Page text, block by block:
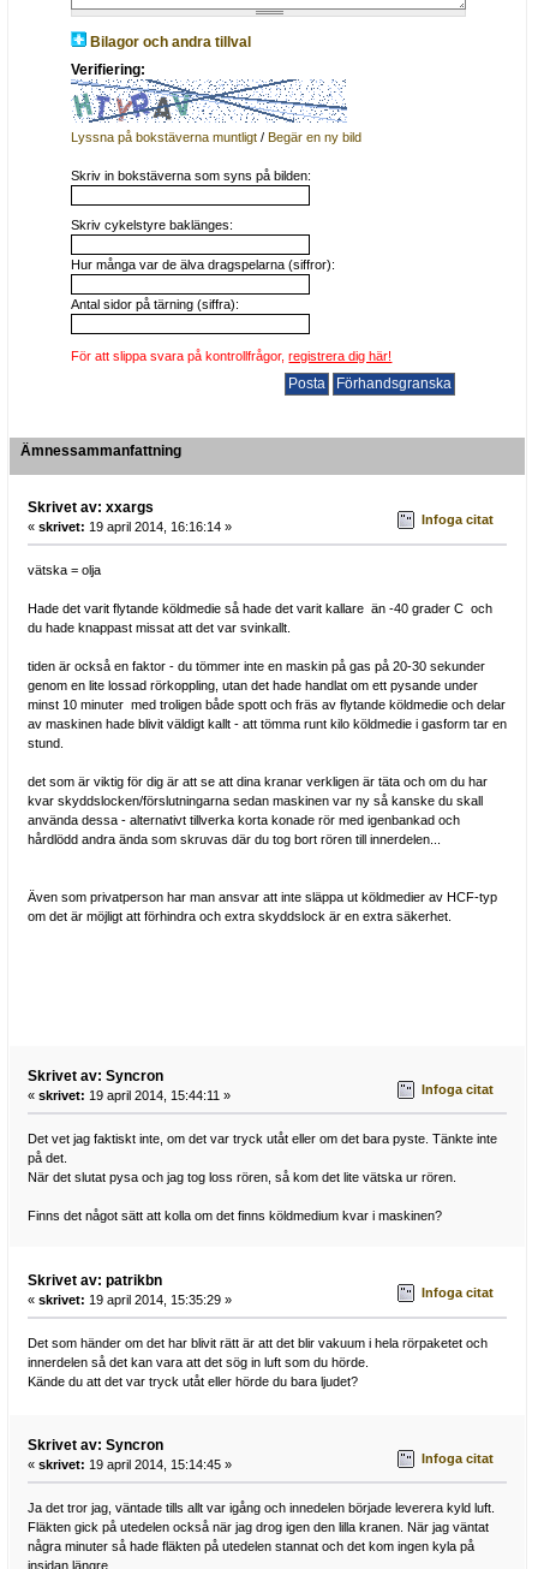
Bilagor och andra tillval
Verifiering:
Lyssna på bokstäverna muntligt /Begär en ny bild
Skriv in bokstäverna som syns på bilden:
Skriv cykelstyre baklänges:
Hur många var de älva dragspelarna (siffror):
Antal sidor på tärning (siffra):
För att slippa svara på kontrollfrågor,registrera dig här!
Ämnessammanfattning
Skrivet av: xxargs
« skrivet: 19 april 2014, 16:16:14 » Infoga citat
vätska = olja
Hade det varit flytande köldmedie så hade det varit kallare än -40 grader C och
du hade knappast missat att det var svinkallt.
tiden är också en faktor - du tömmer inte en maskin på gas på 20-30 sekunder
genom en lite lossad rörkoppling, utan det hade handlat om ett pysande under
minst 10 minuter med troligen både spott och fräs av flytande köldmedie och delar
av maskinen hade blivit väldigt kallt - att tömma runt kilo köldmedie i gasform tar en
stund.
det som är viktig för dig är att se att dina kranar verkligen är täta och om du har
kvar skyddslocken/förslutningarna sedan maskinen var ny så kanske du skall
använda dessa - alternativt tillverka korta konade rör med igenbankad och
hårdlödd andra ända som skruvas där du tog bort rören till innerdelen...
Även som privatperson har man ansvar att inte släppa ut köldmedier av HCF-typ
om det är möjligt att förhindra och extra skyddslock är en extra säkerhet.
Skrivet av: Syncron
« skrivet: 19 april 2014, 15:44:11 » Infoga citat
Det vet jag faktiskt inte, om det var tryck utåt eller om det bara pyste. Tänkte inte
på det.
När det slutat pysa och jag tog loss rören, så kom det lite vätska ur rören.
Finns det något sätt att kolla om det finns köldmedium kvar i maskinen?
Skrivet av: patrikbn
« skrivet: 19 april 2014, 15:35:29 » Infoga citat
Det som händer om det har blivit rätt är att det blir vakuum i hela rörpaketet och
innerdelen så det kan vara att det sög in luft som du hörde.
Kände du att det var tryck utåt eller hörde du bara ljudet?
Skrivet av: Syncron
« skrivet: 19 april 2014, 15:14:45 » Infoga citat
Ja det tror jag, väntade tills allt var igång och innedelen började leverera kyld luft.
Fläkten gick på utedelen också när jag drog igen den lilla kranen. När jag väntat
några minuter så hade fläkten på utedelen stannat och det kom ingen kyla på
insidan längre.